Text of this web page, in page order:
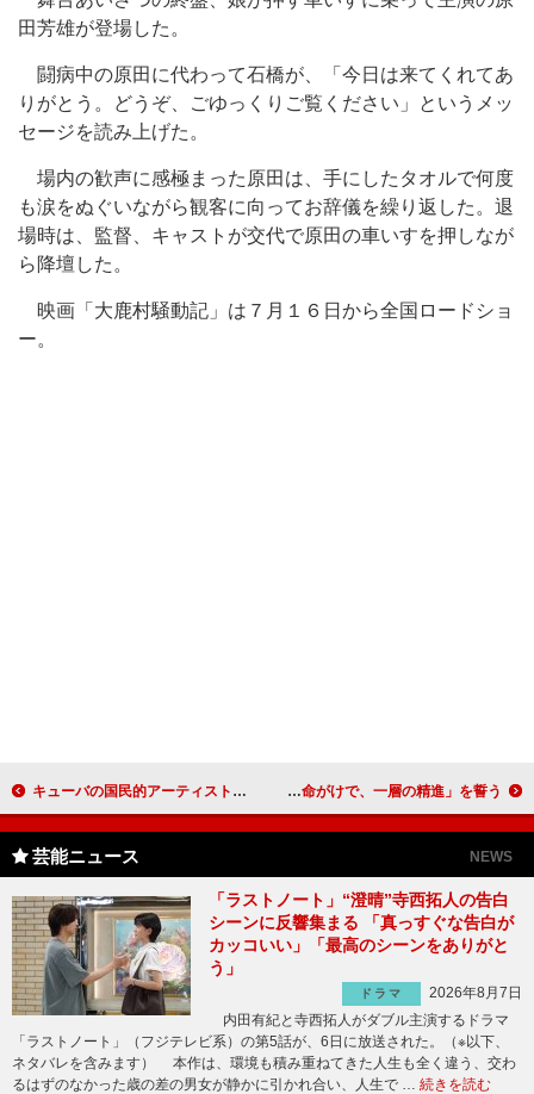
田芳雄が登場した。
闘病中の原田に代わって石橋が、「今日は来てくれてあ
りがとう。どうぞ、ごゆっくりご覧ください」というメッ
セージを読み上げた。
場内の歓声に感極まった原田は、手にしたタオルで何度
も涙をぬぐいながら観客に向ってお辞儀を繰り返した。退
場時は、監督、キャストが交代で原田の車いすを押しなが
ら降壇した。
映画「大鹿村騒動記」は７月１６日から全国ロードショ
ー。
キューバの国民的アーティストが、被災者支援のため緊急来日！ コイズミ元総理も「キューバにメロメロだよ」と感動 桂三枝、上方落語の大名跡「六代目・桂文枝」襲名 「命がけで、一層の精進」を誓う
芸能ニュース NEWS
「ラストノート」“澄晴”寺西拓人の告白
シーンに反響集まる 「真っすぐな告白が
カッコいい」「最高のシーンをありがと
う」
ドラマ
2026年8月7日
内田有紀と寺西拓人がダブル主演するドラマ
「ラストノート」（フジテレビ系）の第5話が、6日に放送された。（※以下、
ネタバレを含みます） 本作は、環境も積み重ねてきた人生も全く違う、交わ
るはずのなかった歳の差の男女が静かに引かれ合い、人生で … 続きを読む